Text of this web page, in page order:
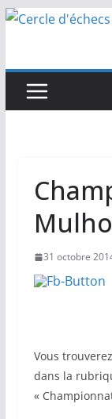
Passer
31 octobre
Vous
dans la
«